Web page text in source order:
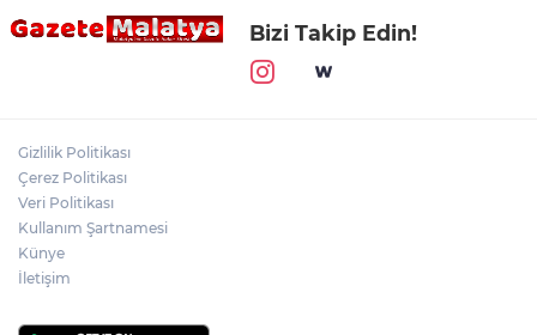
Bizi Takip Edin!
Gizlilik Politikası
Çerez Politikası
Veri Politikası
Kullanım Şartnamesi
Künye
İletişim